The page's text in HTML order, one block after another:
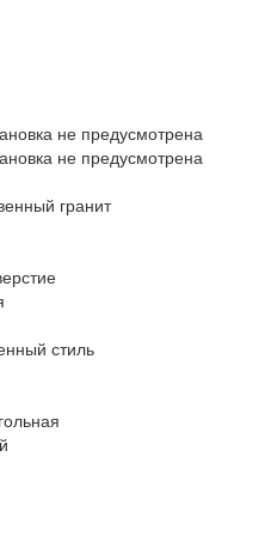
не предусмотрена
не предусмотрена
гранит
стиль